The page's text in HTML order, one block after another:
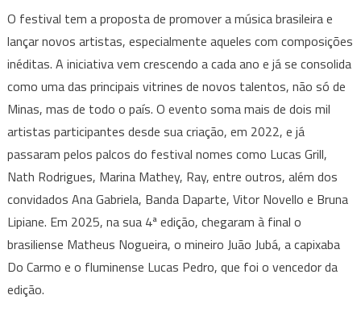
O festival tem a proposta de promover a música brasileira e
lançar novos artistas, especialmente aqueles com composições
inéditas. A iniciativa vem crescendo a cada ano e já se consolida
como uma das principais vitrines de novos talentos, não só de
Minas, mas de todo o país. O evento soma mais de dois mil
artistas participantes desde sua criação, em 2022, e já
passaram pelos palcos do festival nomes como Lucas Grill,
Nath Rodrigues, Marina Mathey, Ray, entre outros, além dos
convidados Ana Gabriela, Banda Daparte, Vitor Novello e Bruna
Lipiane. Em 2025, na sua 4ª edição, chegaram à final o
brasiliense Matheus Nogueira, o mineiro Juão Jubá, a capixaba
Do Carmo e o fluminense Lucas Pedro, que foi o vencedor da
edição.